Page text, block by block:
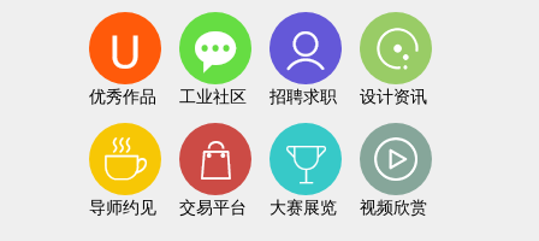
优秀作品 工业社区 招聘求职 设计资讯
导师约见 交易平台 大赛展览 视频欣赏